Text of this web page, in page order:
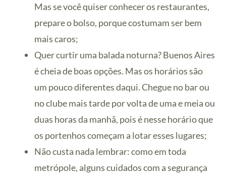
Mas se você quiser conhecer os restaurantes,
prepare o bolso, porque costumam ser bem
mais caros;
Quer curtir uma balada noturna? Buenos Aires
é cheia de boas opções. Mas os horários são
um pouco diferentes daqui. Chegue no bar ou
no clube mais tarde por volta de uma e meia ou
duas horas da manhã, pois é nesse horário que
os portenhos começam a lotar esses lugares;
Não custa nada lembrar: como em toda
metrópole, alguns cuidados com a segurança